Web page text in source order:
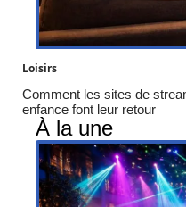
Loisirs
Comment les sites de
enfance font leur retour
À la une